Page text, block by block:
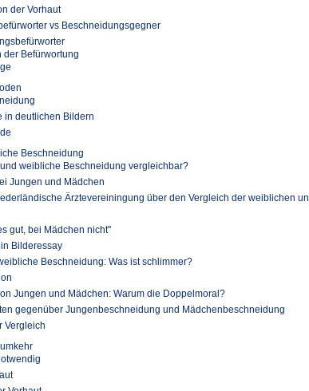
der Vorhaut
vs Beschneidungsgegner
der Befürwortung
in deutlichen Bildern
Beschneidung
weibliche Beschneidung vergleichbar?
Jungen und Mädchen
Ärztevereiningung über den Vergleich der weiblichen
gut, bei Mädchen nicht"
Bilderessay
Beschneidung: Was ist schlimmer?
Jungen und Mädchen: Warum die Doppelmoral?
gegenüber Jungenbeschneidung und Mädchenbeschneidung
Vergleich